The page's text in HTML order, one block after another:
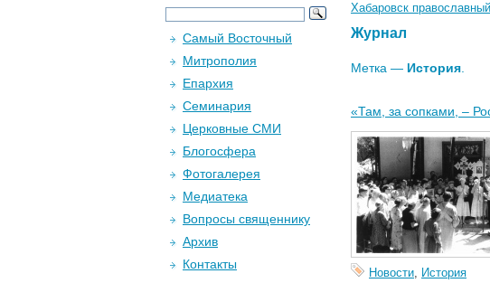
Хабаровск православный
Журнал
Метка — История
«Там, за сопками, –
Новости, История
Самый Восточный
Митрополия
Епархия
Семинария
Церковные СМИ
Блогосфера
Фотогалерея
Медиатека
Вопросы священнику
Архив
Контакты